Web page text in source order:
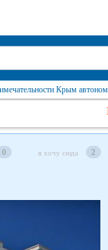
Крым
0 я хочу сюда 2